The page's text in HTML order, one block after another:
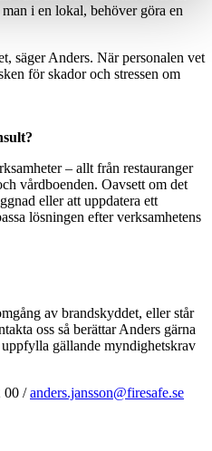
i en lokal, behöver göra en
säger Anders. När personalen vet
för skador och stressen om
– allt från restauranger
vårdboenden. Oavsett om det
eller att uppdatera ett
lösningen efter verksamhetens
av brandskyddet, eller står
oss så berättar Anders gärna
gällande myndighetskrav
00 /anders.jansson@firesafe.se